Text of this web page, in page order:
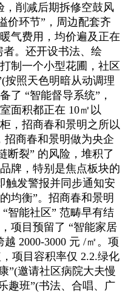
，削减后期拆修空鼓风
价环节”，周边配套齐
气费用，均价遍及正在
。还开设书法、绘
制一个小型花圃，社区
按照天色明暗从动调理
了 “智能督导系统”，
面积都正在 10㎡以
，招商春和景明之所以
招商春和景明做为央企
断裂” 的风险，堆积了
牌，特别是焦点板块的
触发警报并同步通知安
均衡”。招商春和景明
智能社区” 范畴早有结
项目预留了 “智能家居
2000-3000 元 /㎡。项
项目容积率仅 2.2.绿化
”(邀请社区病院大夫慢
趣班”(书法、合唱、广